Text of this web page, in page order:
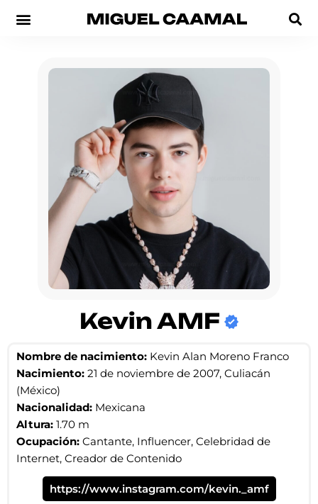
Kevin AMF
Nombre de nacimiento: Kevin Alan Moreno Franco
Nacimiento: 21 de noviembre de 2007, Culiacán
(México)
Nacionalidad: Mexicana
Altura: 1.70 m
Ocupación: Cantante, Influencer, Celebridad de
Internet, Creador de Contenido
https://www.instagram.com/kevin._amf